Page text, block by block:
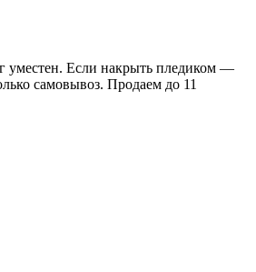
уместен. Если накрыть пледиком —
самовывоз. Продаем до 11